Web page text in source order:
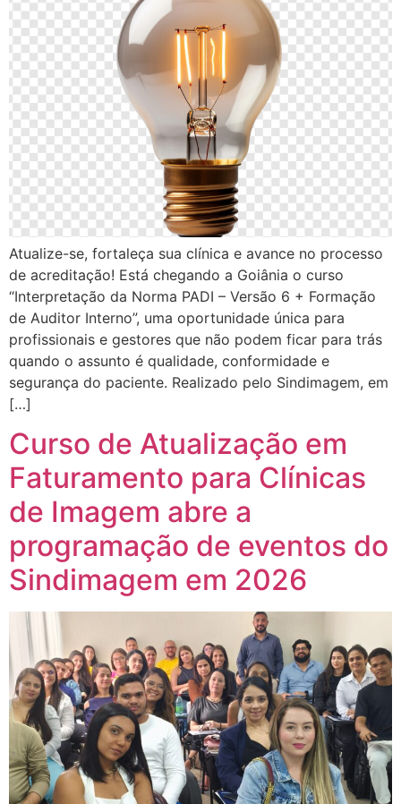
Atualize-se, fortaleça sua clínica e avance no processo
de acreditação! Está chegando a Goiânia o curso
“Interpretação da Norma PADI – Versão 6 + Formação
de Auditor Interno”, uma oportunidade única para
profissionais e gestores que não podem ficar para trás
quando o assunto é qualidade, conformidade e
segurança do paciente. Realizado pelo Sindimagem, em
[…]
Curso de Atualização em
Faturamento para Clínicas
de Imagem abre a
programação de eventos do
Sindimagem em 2026